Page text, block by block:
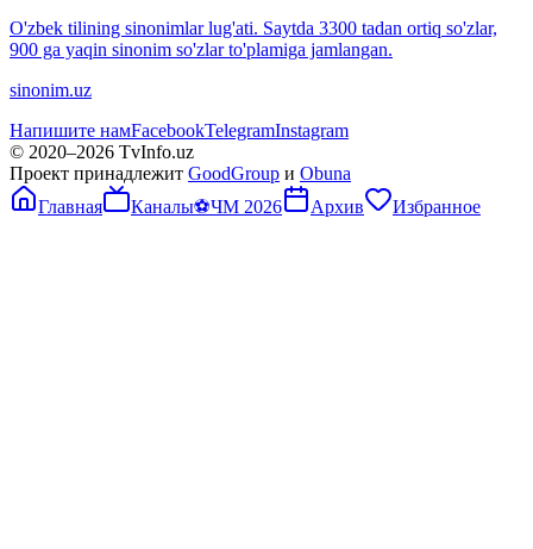
O'zbek tilining sinonimlar lug'ati. Saytda 3300 tadan ortiq so'zlar,
900 ga yaqin sinonim so'zlar to'plamiga jamlangan.
sinonim.uz
Напишите намFacebookTelegramInstagram
© 2020–2026 TvInfo.uz
Проект принадлежит GoodGroup и Obuna
Главная
Каналы⚽ЧМ 2026 Архив Избранное